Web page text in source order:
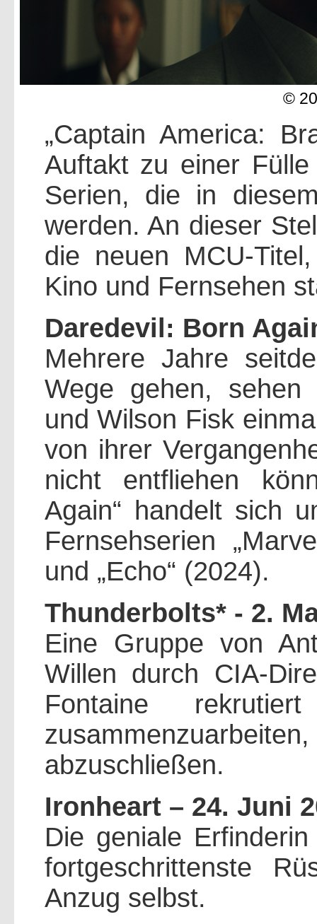
©
„Captain America:
Auftakt zu einer
Serien, die in
werden. An dieser
die neuen MCU-
Kino und Fernsehen
Daredevil: Born
Mehrere Jahre
Wege gehen,
und Wilson Fisk
von ihrer
nicht entfliehen
Again“ handelt sich
Fernsehserien
und „Echo“ (2024).
Thunderbolts* - 2.
Eine Gruppe von
Willen durch CIA-
Fontaine
abzuschließen.
Ironheart – 24. Juni
Die geniale
fortgeschrittenste
Anzug selbst.